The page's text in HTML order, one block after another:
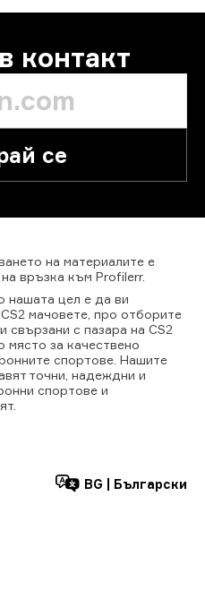
контакт
се
на материалите е
на връзка към Profilerr.
нашата цел е да ви
мачовете, про отборите
свързани с пазара на CS2
място за качествено
спортове. Нашите
точни, надеждни и
спортове и
BG Български